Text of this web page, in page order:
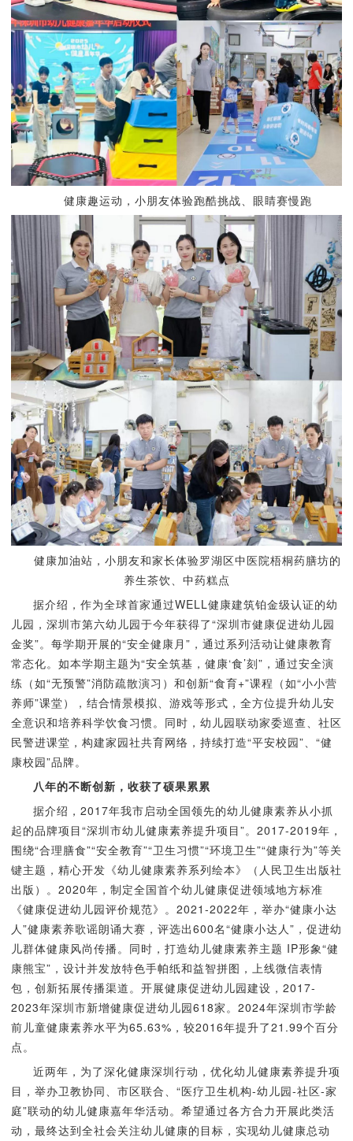
健康趣运动， 小朋友体验跑酷挑战、眼睛赛慢跑
健康加油站， 小朋友和家长体验罗湖区中医院梧桐药膳坊的
养生茶饮、中药糕点
据介绍，作为全球首家通过WELL健康建筑铂金级认证的幼
儿园，深圳市第六幼儿园于今年获得了“深圳市健康促进幼儿园
金奖”。每学期开展的“安全健康月”，通过系列活动让健康教育
常态化。如本学期主题为“安全筑基，健康‘食’刻”，通过安全演
练（如“无预警”消防疏散演习）和创新“食育+”课程（如“小小营
养师”课堂），结合情景模拟、游戏等形式，全方位提升幼儿安
全意识和培养科学饮食习惯。同时，幼儿园联动家委巡查、社区
民警进课堂，构建家园社共育网络，持续打造“平安校园”、“健
康校园”品牌。
八年的不断创新，收获了硕果累累
据介绍，2017年我市启动全国领先的幼儿健康素养从小抓
起的品牌项目“深圳市幼儿健康素养提升项目”。2017-2019年，
围绕“合理膳食”“安全教育”“卫生习惯”“环境卫生”“健康行为”等关
键主题，精心开发《幼儿健康素养系列绘本》（人民卫生出版社
出版）。2020年，制定全国首个幼儿健康促进领域地方标准
《健康促进幼儿园评价规范》。2021-2022年，举办“健康小达
人”健康素养歌谣朗诵大赛，评选出600名“健康小达人”，促进幼
儿群体健康风尚传播。同时，打造幼儿健康素养主题 IP形象“健
康熊宝”，设计并发放特色手帕纸和益智拼图，上线微信表情
包，创新拓展传播渠道。开展健康促进幼儿园建设，2017-
2023年深圳市新增健康促进幼儿园618家。2024年深圳市学龄
前儿童健康素养水平为65.63%，较2016年提升了21.99个百分
点。
近两年，为了深化健康深圳行动，优化幼儿健康素养提升项
目，举办卫教协同、市区联合、“医疗卫生机构-幼儿园-社区-家
庭”联动的幼儿健康嘉年华活动。希望通过各方合力开展此类活
动，最终达到全社会关注幼儿健康的目标，实现幼儿健康总动